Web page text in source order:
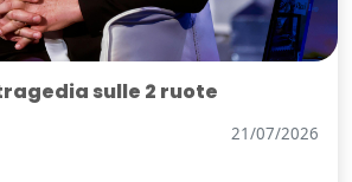
sulle 2 ruote
21/07/2026